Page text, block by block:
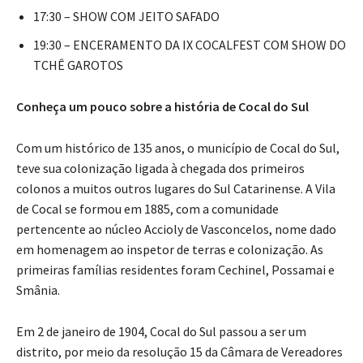
17:30 – SHOW COM JEITO SAFADO
19:30 – ENCERAMENTO DA IX COCALFEST COM SHOW DO
TCHÊ GAROTOS
Conheça um pouco sobre a história de Cocal do Sul
Com um histórico de 135 anos, o município de Cocal do Sul,
teve sua colonização ligada à chegada dos primeiros
colonos a muitos outros lugares do Sul Catarinense. A Vila
de Cocal se formou em 1885, com a comunidade
pertencente ao núcleo Accioly de Vasconcelos, nome dado
em homenagem ao inspetor de terras e colonização. As
primeiras famílias residentes foram Cechinel, Possamai e
Smânia.
Em 2 de janeiro de 1904, Cocal do Sul passou a ser um
distrito, por meio da resolução 15 da Câmara de Vereadores